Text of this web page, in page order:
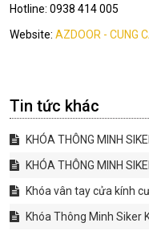
Hotline: 0938 414 005
Website: AZDOOR - CUNG
Tin tức khác
KHÓA THÔNG MINH
KHÓA THÔNG MINH
Khóa vân tay cửa kính
Khóa Thông Minh Siker